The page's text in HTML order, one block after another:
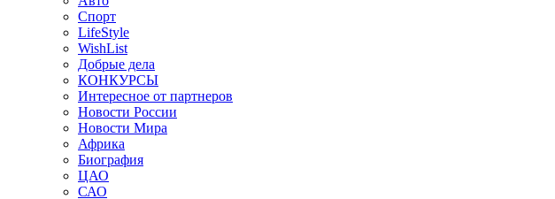
Спорт
LifeStyle
WishList
Добрые дела
КОНКУРСЫ
Интересное от партнеров
Новости России
Новости Мира
Африка
Биография
ЦАО
САО